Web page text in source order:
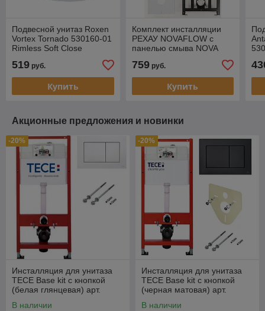
Подвесной унитаз Roxen
Vortex Tornado 530160-01
Rimless Soft Close
519 руб.
Купить
Комплект инсталляции
РЕХАУ NOVAFLOW с
панелью смыва NOVA
глянцевый
759руб.
Купить
Акционные предложения и новинки
-20%
Инсталляция для унитаза
TECE Base kit с кнопкой
(белая глянцевая) арт.
В наличии
-20%
Инсталляция для унитаза
TECE Base kit с кнопкой
(черная матовая) арт.
В наличии